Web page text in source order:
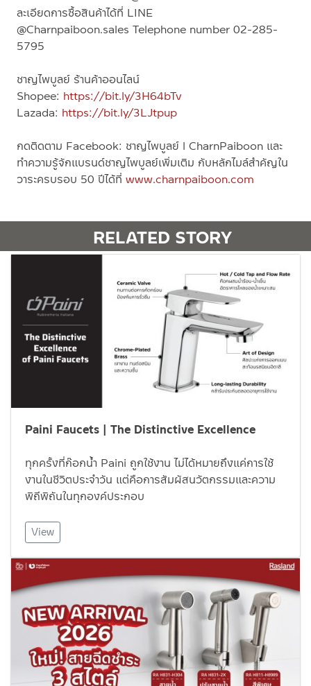
ละเอียดการซื้อสินค้าได้ที่ LINE
@Charnpaiboon.sales Telephone number 02-285-
5795
ชาญไพบูลย์ ร้านค้าออนไลน์
Shopee: https://bit.ly/3H64bTv
Lazada: https://bit.ly/3LJtpup
กดติดตาม Facebook: ชาญไพบูลย์ l CharnPaiboon และ
ทำความรู้จักแบรนด์ชาญไพบูลย์เพิ่มเติม กับหลักไมล์สำคัญใน
วาระครบรอบ 50 ปีได้ที่ www.charnpaiboon.com
RELATED STORY
Paini Faucets | The Distinctive Excellence
ทุกครั้งที่ก๊อกน้ำ Paini ถูกใช้งาน ไม่ได้หมายถึงแค่การใช้
งานในชีวิตประจำวัน แต่คือการสัมผัสนวัตกรรมและความ
พิถีพิถันในทุกองค์ประกอบ
View